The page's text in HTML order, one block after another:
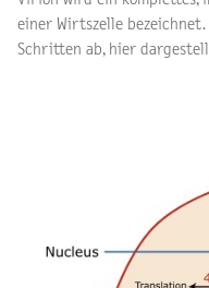
einer Wirtszelle bezeichnet.
Schritten ab, hier